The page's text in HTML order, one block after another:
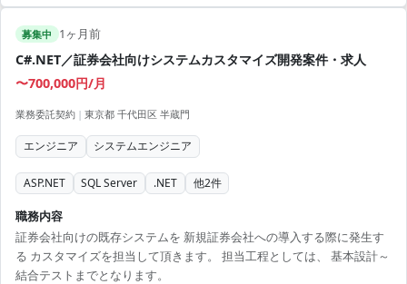
募集中 1ヶ月前
C#.NET／証券会社向けシステムカスタマイズ開発案件・求人
〜700,000円/月
業務委託契約 | 東京都 千代田区 半蔵門
エンジニア システムエンジニア
ASP.NET SQL Server .NET 他2件
職務内容
証券会社向けの既存システムを 新規証券会社への導入する際に発生す
る カスタマイズを担当して頂きます。 担当工程としては、 基本設計～
結合テストまでとなります。